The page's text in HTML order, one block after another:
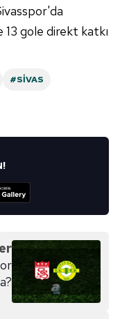
13 gole direkt katkı
#SIVAS